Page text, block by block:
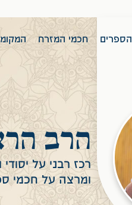
הספרים חכמי המזרח
הרב
רכז רבני על
ומרצה על חכמי